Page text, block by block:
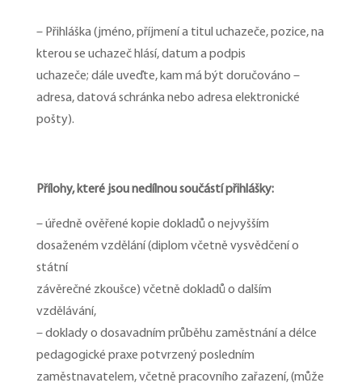
– Přihláška (jméno, příjmení a titul uchazeče, pozice, na
kterou se uchazeč hlásí, datum a podpis
uchazeče; dále uveďte, kam má být doručováno –
adresa, datová schránka nebo adresa elektronické
pošty).
Přílohy, které jsou nedílnou součástí přihlášky:
– úředně ověřené kopie dokladů o nejvyšším
dosaženém vzdělání (diplom včetně vysvědčení o
státní
závěrečné zkoušce) včetně dokladů o dalším
vzdělávání,
– doklady o dosavadním průběhu zaměstnání a délce
pedagogické praxe potvrzený posledním
zaměstnavatelem, včetně pracovního zařazení, (může